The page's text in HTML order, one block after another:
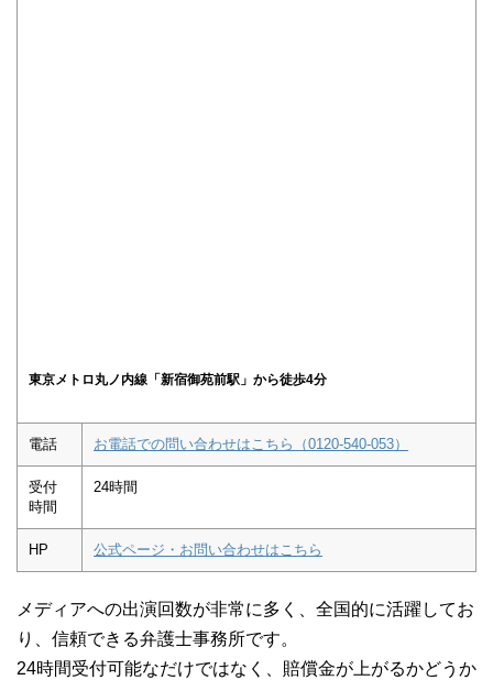
東京メトロ丸ノ内線「新宿御苑前駅」から徒歩4分
電話 お電話での問い合わせはこちら（0120-540-053）
受付
時間
24時間
HP 公式ページ・お問い合わせはこちら
メディアへの出演回数が非常に多く、全国的に活躍してお
り、信頼できる弁護士事務所です。
24時間受付可能なだけではなく、賠償金が上がるかどうか